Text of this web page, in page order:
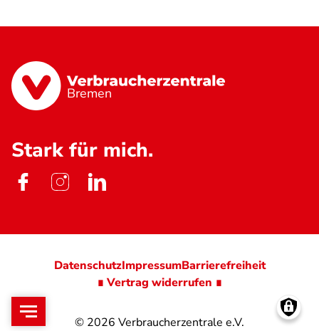
Bremen
Stark für mich.
© 2026 Verbraucherzentrale e.V.
DatenschutzImpressumBarrierefreiheit
∎ Vertrag widerrufen ∎